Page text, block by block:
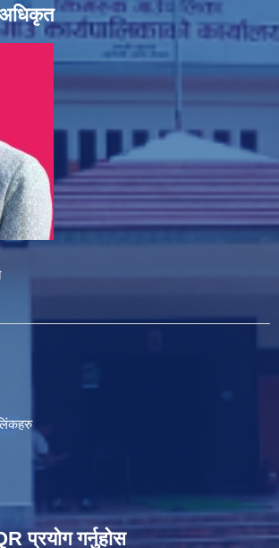
प्रयोग गर्नुहोस